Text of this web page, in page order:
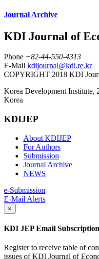
Journal Archive
KDI Journal of
Phone +82-44-550-4313
E-Mail kdijournal@kdi.re.kr
COPYRIGHT 2018 KDI
Korea Development Institute,
Korea
KDIJEP
About KDIJEP
For Authors
Submission
Journal Archive
NEWS
e-Submission
E-Mail Alerts
×
KDI JEP Email Subscription
Register to receive table of
issues of KDI Journal of